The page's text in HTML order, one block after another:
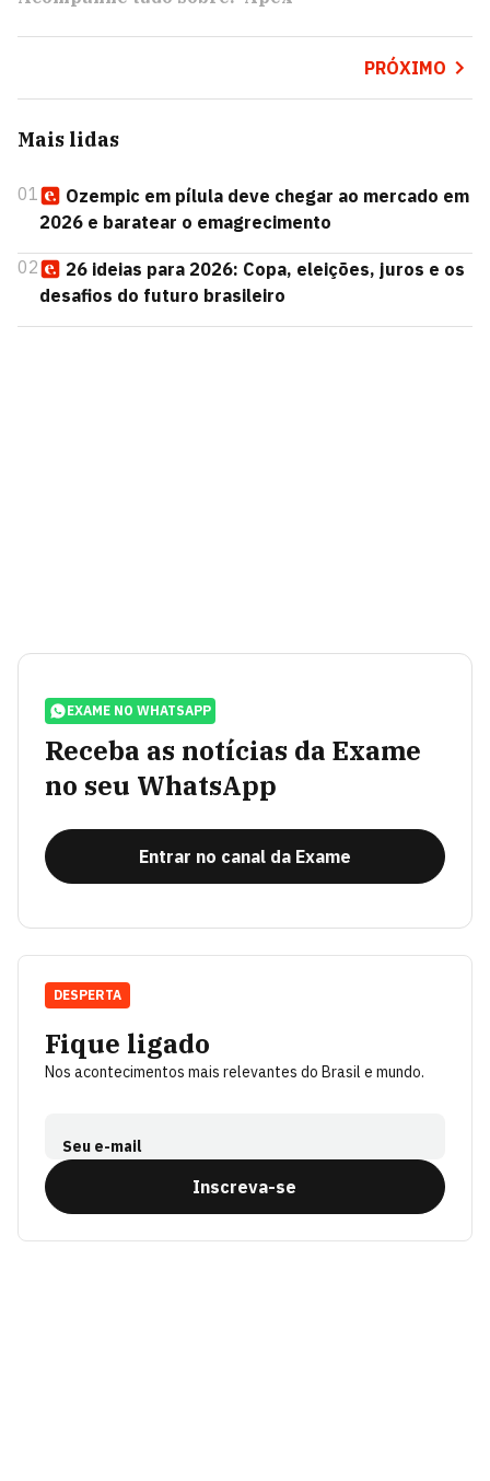
PRÓXIMO
Mais lidas
01
Ozempic em pílula deve chegar ao mercado em
2026 e baratear o emagrecimento
02
26 ideias para 2026: Copa, eleições, juros e os
desafios do futuro brasileiro
EXAME NO WHATSAPP
Receba as notícias da Exame
no seu WhatsApp
Entrar no canal da Exame
Fique ligado
Nos acontecimentos mais relevantes do Brasil e mundo.
Seu e-mail
Inscreva-se
DESPERTA